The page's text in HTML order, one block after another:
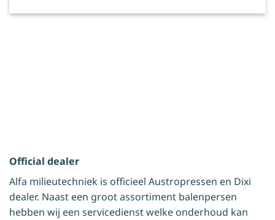
Official dealer
Alfa milieutechniek is officieel Austropressen en Dixi
dealer. Naast een groot assortiment balenpersen
hebben wij een servicedienst welke onderhoud kan